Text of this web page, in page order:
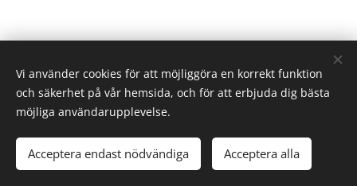
Nannas Trädgård
Bofinksvägen 7
243 95 Höör
Cookies
Vi använder cookies för att möjliggöra en korrekt funktion
och säkerhet på vår hemsida, och för att erbjuda dig bästa
möjliga användarupplevelse.
Acceptera endast nödvändiga Acceptera alla